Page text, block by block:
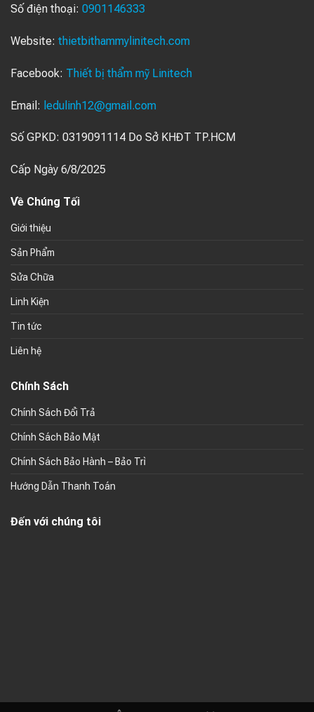
Số điện thoại: 0901146333
Website: thietbithammylinitech.com
Facebook: Thiết bị thẩm mỹ Linitech
Email: ledulinh12@gmail.com
Số GPKD: 0319091114 Do Sở KHĐT TP.HCM
Cấp Ngày 6/8/2025
Về Chúng Tối
Giới thiệu
Sản Phẩm
Sửa Chữa
Linh Kiện
Tin tức
Liên hệ
Chính Sách
Chính Sách Đổi Trả
Chính Sách Bảo Mật
Chính Sách Bảo Hành – Bảo Trì
Hướng Dẫn Thanh Toán
Đến với chúng tôi